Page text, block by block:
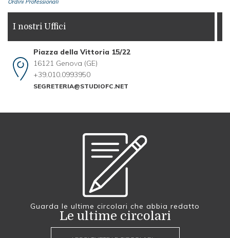
I nostri Uffici
Piazza della Vittoria 15/22
16121 Genova (GE)
+39.010.0993950
SEGRETERIA@STUDIOFC.NET
Guarda le ultime circolari che abbia redatto
Le ultime circolari